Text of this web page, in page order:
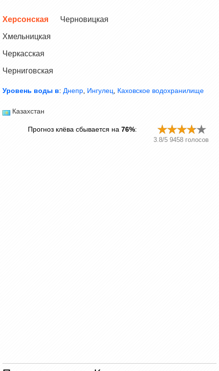
Херсонская
Хмельницкая
Черкасская
Черниговская
Черновицкая
Уровень воды в: Днепр Ингулец Каховское водохранилище
Казахстан
Прогноз клёва сбывается на 76%:
3.8/5 9458 голосов